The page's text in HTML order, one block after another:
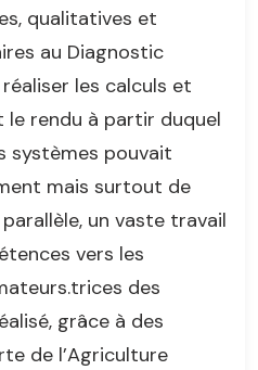
qualitatives et
au Diagnostic
les calculs et
rendu à partir duquel
systèmes pouvait
mais surtout de
un vaste travail
vers les
des
grâce à des
de l’Agriculture